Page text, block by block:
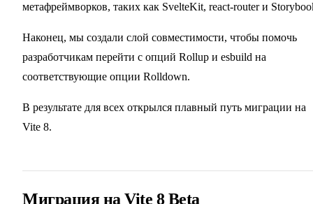
метафреймворков, таких как SvelteKit, react-router и
Наконец, мы создали слой совместимости, чтобы помочь
разработчикам перейти с опций Rollup и esbuild на
соответствующие опции Rolldown.
В результате для всех открылся плавный путь миграции на
Vite 8.
Миграция на Vite 8 Beta